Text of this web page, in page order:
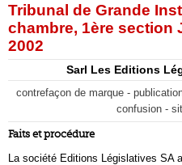
Tribunal de Grande
chambre, 1ère section
2002
Sarl Les Editions
contrefaçon de marque -
confusion -
Faits et procédure
La société Editions Législatives SA